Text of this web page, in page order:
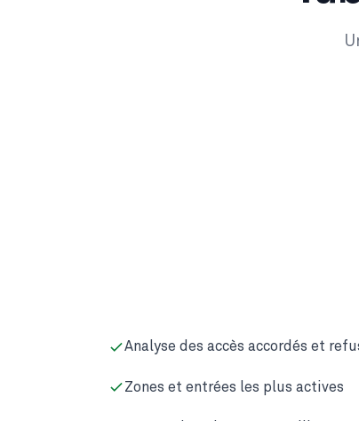
Analyse des accès accordés et
Zones et entrées les plus actives